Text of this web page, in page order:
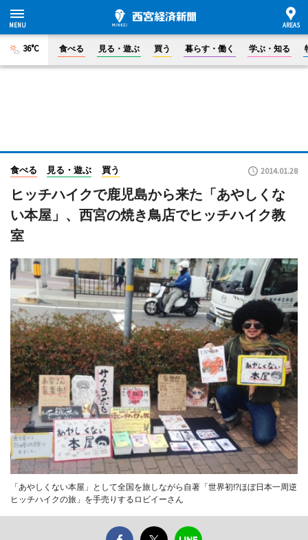
36°C 食べる 見る・遊ぶ 買う 暮らす・働く 学ぶ・知る
食べる 見る・遊ぶ 買う 2014.01.28
ヒッチハイクで鹿児島から来た「あやしくな
い本屋」、西宮の焼き鳥店でヒッチハイク教
室
「あやしくない本屋」として全国を旅しながら自著「世界初!?ほぼ日本一周逆
ヒッチハイクの旅」を手売りするロビイーさん